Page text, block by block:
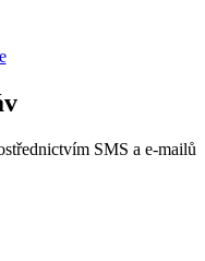
SMS a e-mailů